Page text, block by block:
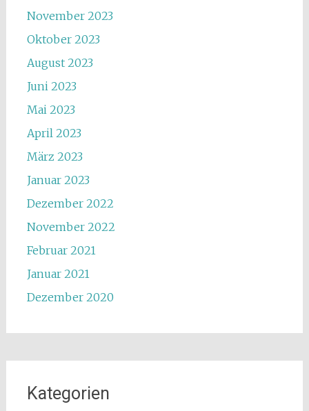
November 2023
Oktober 2023
August 2023
Juni 2023
Mai 2023
April 2023
März 2023
Januar 2023
Dezember 2022
November 2022
Februar 2021
Januar 2021
Dezember 2020
Kategorien